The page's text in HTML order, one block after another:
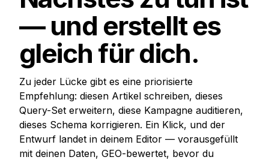
— und erstellt es
gleich für dich.
Zu jeder Lücke gibt es eine priorisierte
Empfehlung: diesen Artikel schreiben, dieses
Query-Set erweitern, diese Kampagne auditieren,
dieses Schema korrigieren. Ein Klick, und der
Entwurf landet in deinem Editor — vorausgefüllt
mit deinen Daten, GEO-bewertet, bevor du